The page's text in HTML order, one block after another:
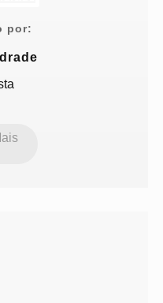
por: